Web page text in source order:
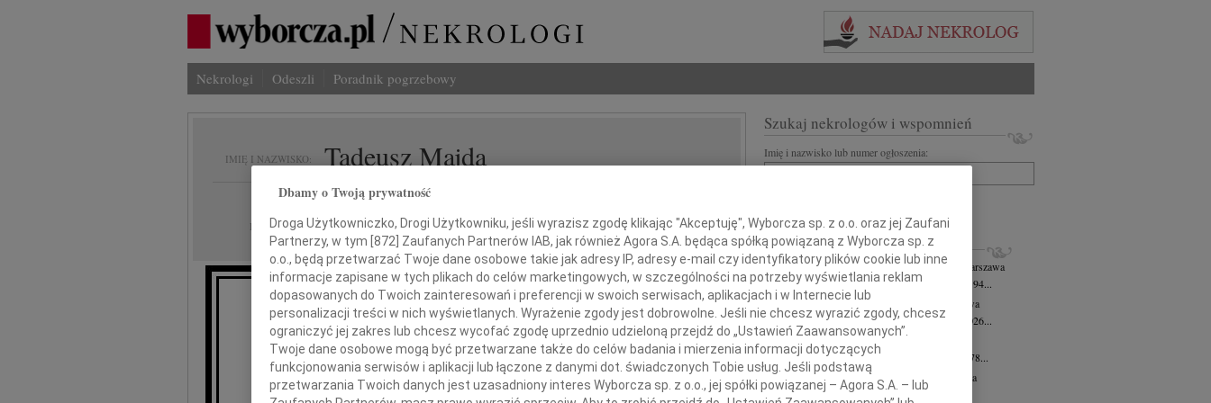
Nekrologi Odeszli Poradnik pogrzebowy
IMIĘ I NAZWISKO: Tadeusz Majda
REGION: Warszawa
DATA EMISJI: 25.05.2026
Z głębokim smutkiem przyjęliśmy wiadomość o śmierci
Szukaj nekrologów i wspomnień
Imię i nazwisko lub numer ogłoszenia:
INNE NEKROLOGI
Jerzy Downarowicz wiek: 9407.08.2026
Warszawa
W dniu 1 sierpnia 2026 roku zmarł w wieku 94...
Krystyna Czerny-Latek
Warszawa
Z żalem zawiadamiamy, że dnia 3 sierpnia 2026...
Ewa Wolińska-Witort 07.08.2026
W dniu 31 lipca 2026 roku zmarła w wieku 78...
Małgorzata Kościelska07.08.2026
Warszawa
Z wielkim bólem zawiadamiamy, że 3...
Dbamy o Twoją prywatność
Droga Użytkowniczko, Drogi Użytkowniku, jeśli wyrazisz zgodę klikając "Akceptuję", Wyborcza sp. z o.o. oraz jej Zaufani
Partnerzy, w tym [ 872 ] Zaufanych Partnerów IAB, jak również Agora S.A. będąca spółką powiązaną z Wyborcza sp. z
o.o., będą przetwarzać Twoje dane osobowe takie jak adresy IP, adresy e-mail czy identyfikatory plików cookie lub inne
informacje zapisane w tych plikach do celów marketingowych, w szczególności na potrzeby wyświetlania reklam
dopasowanych do Twoich zainteresowań i preferencji w swoich serwisach, aplikacjach i w Internecie lub
personalizacji treści w nich wyświetlanych. Wyrażenie zgody jest dobrowolne. Jeśli nie chcesz wyrazić zgody, chcesz
ograniczyć jej zakres lub chcesz wycofać zgodę uprzednio udzieloną przejdź do „Ustawień Zaawansowanych”.
Twoje dane osobowe mogą być przetwarzane także do celów badania i mierzenia informacji dotyczących
funkcjonowania serwisów i aplikacji lub łączone z danymi dot. świadczonych Tobie usług. Jeśli podstawą
przetwarzania Twoich danych jest uzasadniony interes Wyborcza sp. z o.o., jej spółki powiązanej – Agora S.A. – lub